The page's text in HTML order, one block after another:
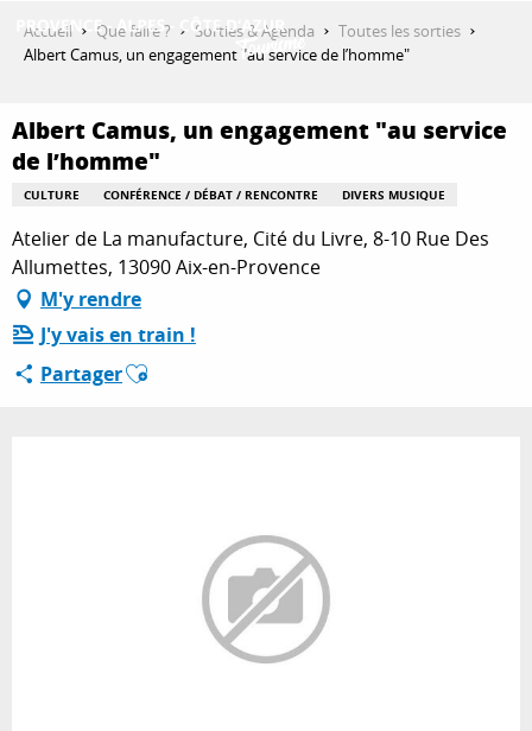
QUE FAIRE ?
SÉJOURNER
ESPACE PRO
Accueil Que faire ? Sorties & Agenda
Toutes les sorties
Albert Camus, un engagement "au service de l’homme"
Albert Camus, un engagement "au service
de l’homme"
CULTURE CONFÉRENCE / DÉBAT / RENCONTRE DIVERS MUSIQUE
Atelier de La manufacture, Cité du Livre, 8-10 Rue Des
Allumettes, 13090 Aix-en-Provence
M'y rendre
J'y vais en train !
PartagerAjouter aux favoris